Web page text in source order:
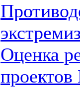
Оценка